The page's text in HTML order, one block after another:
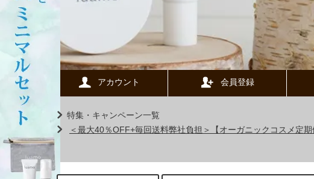
アカウント 会員登録
特集・キャンペーン一覧
＜最大40％OFF+毎回送料弊社負担＞【オーガニックコスメ定